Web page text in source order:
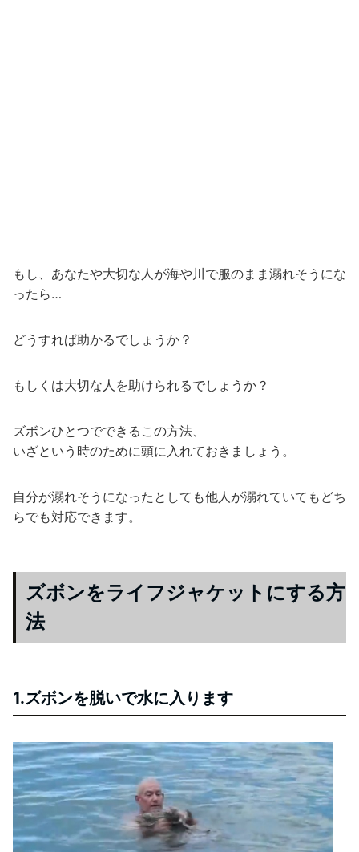
もし、あなたや大切な人が海や川で服のまま溺れそうにな
ったら…
どうすれば助かるでしょうか？
もしくは大切な人を助けられるでしょうか？
ズボンひとつでできるこの方法、
いざという時のために頭に入れておきましょう。
自分が溺れそうになったとしても他人が溺れていてもどち
らでも対応できます。
ズボンをライフジャケットにする方
法
1.ズボンを脱いで水に入ります